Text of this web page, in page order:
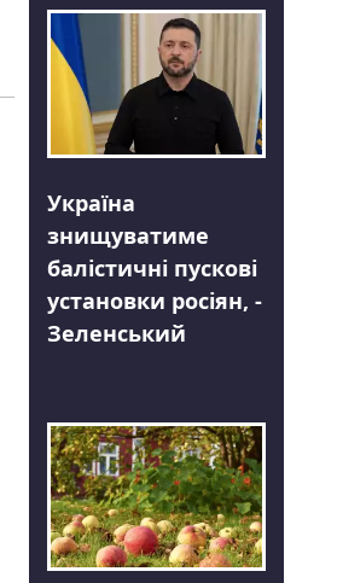
Україна
знищуватиме
балістичні пускові
установки росіян, -
Зеленський